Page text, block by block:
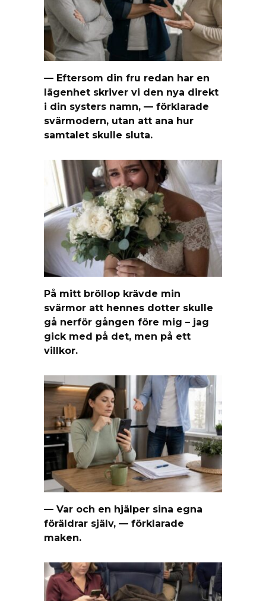
— Eftersom din fru redan har en
lägenhet skriver vi den nya direkt
i din systers namn, — förklarade
svärmodern, utan att ana hur
samtalet skulle sluta.
På mitt bröllop krävde min
svärmor att hennes dotter skulle
gå nerför gången före mig – jag
gick med på det, men på ett
villkor.
— Var och en hjälper sina egna
föräldrar själv, — förklarade
maken.